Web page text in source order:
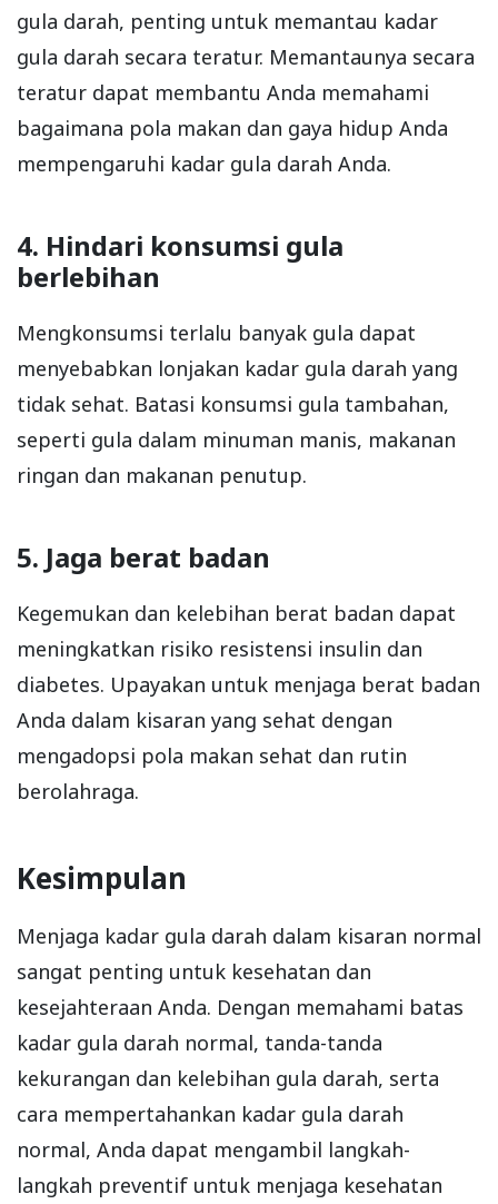
gula darah, penting untuk memantau kadar
gula darah secara teratur. Memantaunya secara
teratur dapat membantu Anda memahami
bagaimana pola makan dan gaya hidup Anda
mempengaruhi kadar gula darah Anda.
4. Hindari konsumsi gula
berlebihan
Mengkonsumsi terlalu banyak gula dapat
menyebabkan lonjakan kadar gula darah yang
tidak sehat. Batasi konsumsi gula tambahan,
seperti gula dalam minuman manis, makanan
ringan dan makanan penutup.
5. Jaga berat badan
Kegemukan dan kelebihan berat badan dapat
meningkatkan risiko resistensi insulin dan
diabetes. Upayakan untuk menjaga berat badan
Anda dalam kisaran yang sehat dengan
mengadopsi pola makan sehat dan rutin
berolahraga.
Kesimpulan
Menjaga kadar gula darah dalam kisaran normal
sangat penting untuk kesehatan dan
kesejahteraan Anda. Dengan memahami batas
kadar gula darah normal, tanda-tanda
kekurangan dan kelebihan gula darah, serta
cara mempertahankan kadar gula darah
normal, Anda dapat mengambil langkah-
langkah preventif untuk menjaga kesehatan